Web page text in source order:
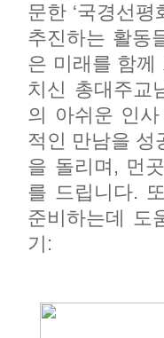
문한 ‘국경선
추진하는 활동
은 미래를 함께
치신 총대주교
의 아쉬운 인
적인 만남을 성
을 돌리며, 먼
를 드립니다.
준비하는데 도
기: